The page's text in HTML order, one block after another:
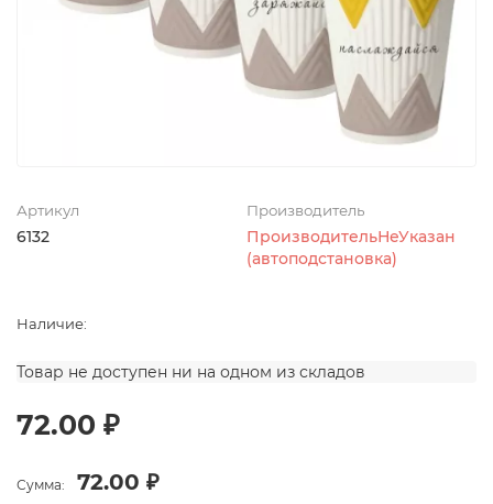
Артикул
6132
Производитель
ПроизводительНеУказан
(автоподстановка)
Наличие:
Товар не доступен ни на одном из складов
72.00 ₽
Сумма: 72.00 ₽